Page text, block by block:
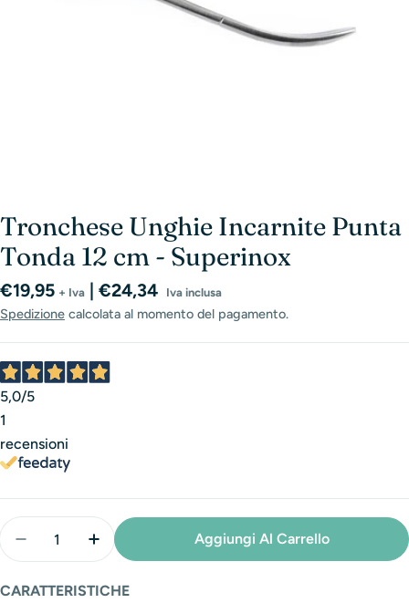
Tronchese Unghie Incarnite Punta
Tonda 12 cm - Superinox
Prezzo
normale
€19,95 + Iva | €24,34 Iva inclusa
Spedizione calcolata al momento del pagamento.
5,0/5
1
recensioni
Diminuisci La Quantità Per Tronchese Unghie
Aumenta La Quantità Per Tronchese
Aggiungi Al Carrello
CARATTERISTICHE